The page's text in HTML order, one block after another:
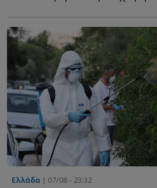
Ελλάδα | 07/08 - 23:32